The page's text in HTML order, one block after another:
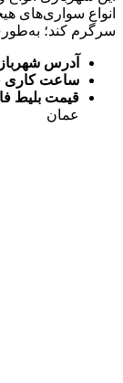
انواع سواری‌های
سرگرم کند؛
آدرس
ساعت کاری
قیمت بلیط
عمان